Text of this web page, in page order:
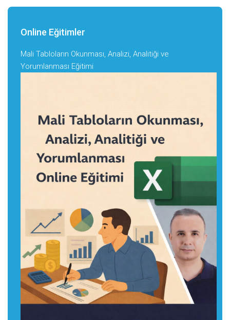
Online Eğitimler
Mali Tabloların Okunması, Analizi, Analitiği ve
Yorumlanması Eğitimi